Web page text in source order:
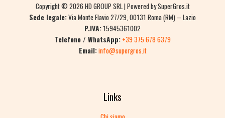
Copyright © 2026 HD GROUP SRL | Powered by SuperGros.it
Sede legale:Via Monte Flavio 27/29, 00131 Roma (RM) – Lazio
P.IVA:15945361002
Telefono / WhatsApp: +39 375 678 6379
Email:info@supergros.it
Links